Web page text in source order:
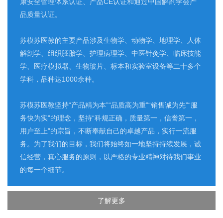
品质量认证。
苏模苏医教的主要产品涉及生物学、动物学、地理学、人体
解剖学、组织胚胎学、护理病理学、中医针灸学、临床技能
学、医疗模拟器、生物玻片、标本和实验室设备等二十多个
学科，品种达1000余种。
苏模苏医教坚持“产品精为本”“品质高为重”“销售诚为先”“服
务快为实”的理念，坚持“科规正确，质量第一，信誉第一，
用户至上”的宗旨，不断奉献自己的卓越产品，实行一流服
务。为了我们的目标，我们将始终如一地坚持持续发展，诚
信经营，真心服务的原则，以严格的专业精神对待我们事业
的每一个细节。
了解更多